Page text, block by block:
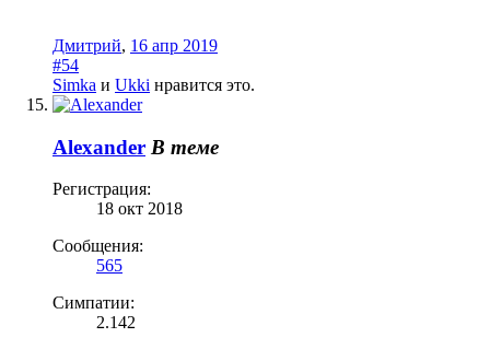
Дмитрий, 16 апр 2019
#54
Simka и Ukki нравится это.
Alexander В теме
Регистрация:
18 окт 2018
Сообщения:
565
Симпатии:
2.142